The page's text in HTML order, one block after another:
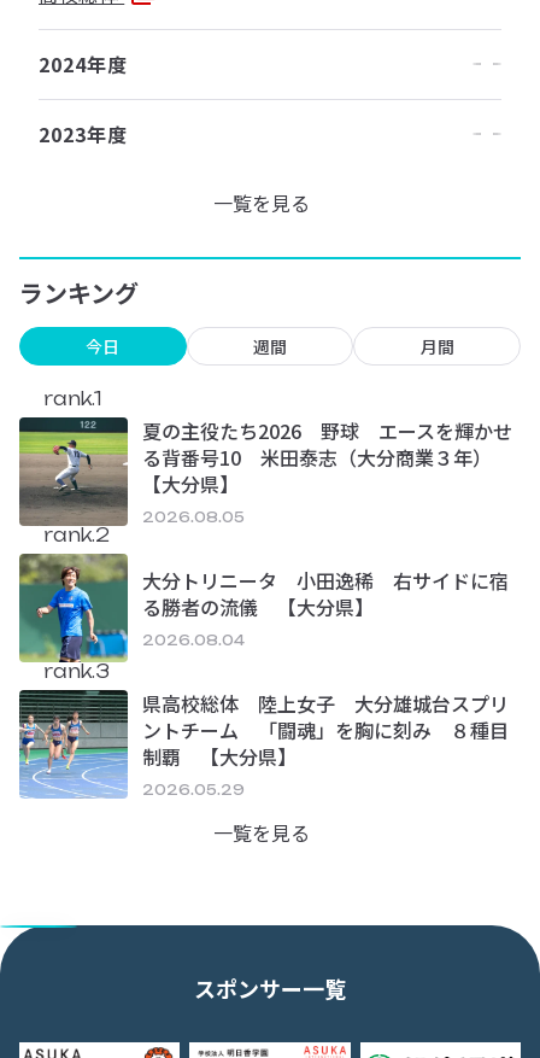
2024年度
2023年度
一覧を見る
ランキング
今日 週間 月間
rank.1
夏の主役たち2026 野球 エースを輝かせ
る背番号10 米田泰志（大分商業３年）
【大分県】
2026.08.05
rank.2
大分トリニータ 小田逸稀 右サイドに宿
る勝者の流儀 【大分県】
2026.08.04
rank.3
県高校総体 陸上女子 大分雄城台スプリ
ントチーム 「闘魂」を胸に刻み ８種目
制覇 【大分県】
2026.05.29
一覧を見る
スポンサー一覧